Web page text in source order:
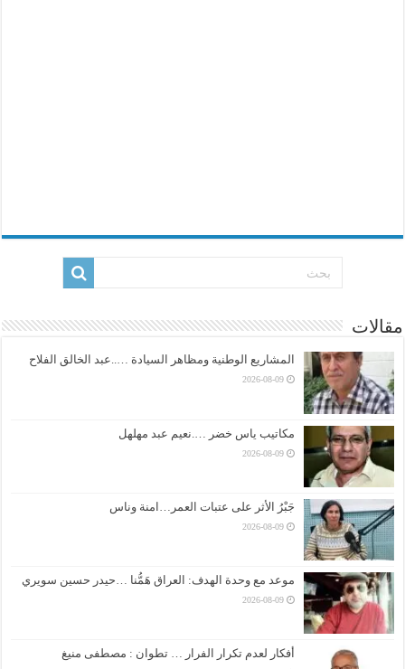
مقالات
المشاريع الوطنية ومظاهر السيادة …..عبد الخالق الفلاح
2026-08-09
مكاتيب ياس خضر ….نعيم عبد مهلهل
2026-08-09
جَبْرُ الأثر على عتبات العمر…امنة وناس
2026-08-09
موعد مع وحدة الهدف: العراق هَمُّنا …حيدر حسين سويري
2026-08-09
أفكار لعدم تكرار الفرار … تطوان : مصطفى منيغ